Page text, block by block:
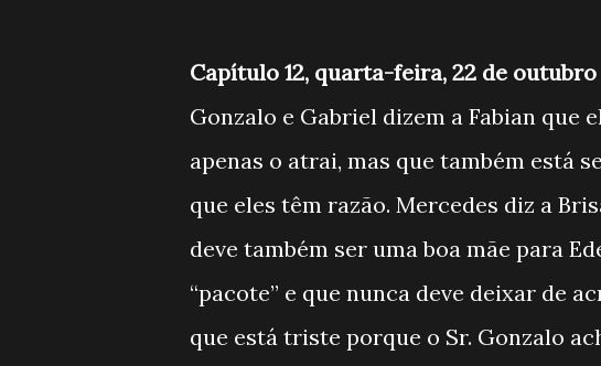
Capítulo 12, quarta-feira, 22 de outubro
Gonzalo e Gabriel dizem a Fabian que
apenas o atrai, mas que também está
que eles têm razão. Mercedes diz a
deve também ser uma boa mãe para
“pacote” e que nunca deve deixar de
que está triste porque o Sr. Gonzalo